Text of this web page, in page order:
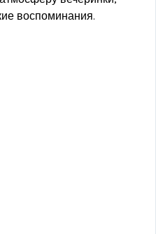
воспоминания.